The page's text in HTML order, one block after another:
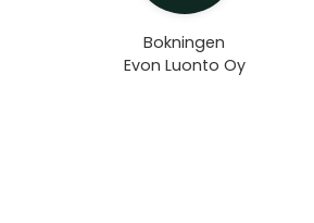
Bokningen
Evon Luonto Oy